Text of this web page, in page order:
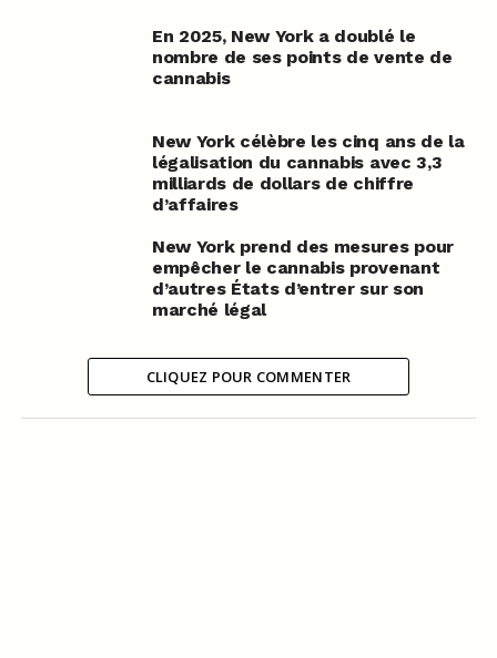
En 2025, New York a doublé le
nombre de ses points de vente de
cannabis
New York célèbre les cinq ans de la
légalisation du cannabis avec 3,3
milliards de dollars de chiffre
d’affaires
New York prend des mesures pour
empêcher le cannabis provenant
d’autres États d’entrer sur son
marché légal
CLIQUEZ POUR COMMENTER